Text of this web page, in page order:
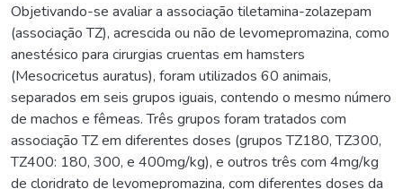
Objetivando-se avaliar a associação tiletamina-zolazepam
(associação TZ), acrescida ou não de levomepromazina, como
anestésico para cirurgias cruentas em hamsters
(Mesocricetus auratus), foram utilizados 60 animais,
separados em seis grupos iguais, contendo o mesmo número
de machos e fêmeas. Três grupos foram tratados com
associação TZ em diferentes doses (grupos TZ180, TZ300,
TZ400: 180, 300, e 400mg/kg), e outros três com 4mg/kg
de cloridrato de levomepromazina, com diferentes doses da